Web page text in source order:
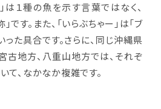
は１種の魚を示す言葉ではなく、
です。また、「いらぶちゃー」は「ブ
た具合です。さらに、同じ沖縄県
古地方、八重山地方では、それぞ
、なかなか複雑です。